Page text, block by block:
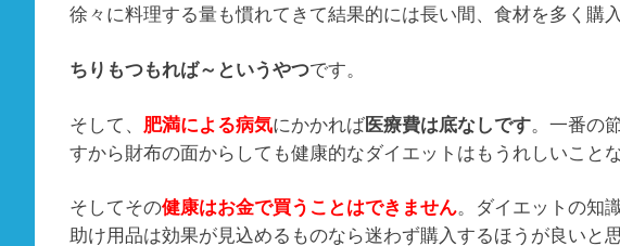
徐々に料理する量も慣れてきて結果的には長い間、食材を多く購
ちりもつもれば～というやつです。
そして、 肥満による病気にかかれば医療費は底なしです 。一番の
すから財布の面からしても健康的なダイエットはもうれしいことな
そしてその健康はお金で買うことはできません 。ダイエットの知
助け用品は効果が見込めるものなら迷わず購入するほうが良いと思